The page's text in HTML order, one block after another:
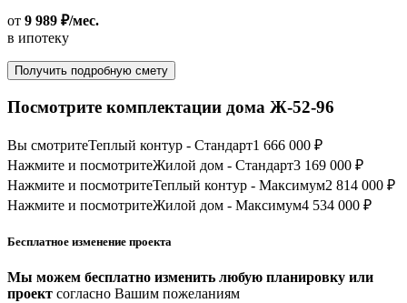
от 9 989 ₽/мес.
в ипотеку
Получить подробную смету
Посмотрите комплектации дома Ж-52-96
Вы смотритеТеплый контур - Стандарт1 666 000 ₽
Нажмите и посмотритеЖилой дом - Стандарт3 169 000 ₽
Нажмите и посмотритеТеплый контур - Максимум2 814 000 ₽
Нажмите и посмотритеЖилой дом - Максимум4 534 000 ₽
Бесплатное изменение проекта
Мы можем бесплатно изменить любую планировку или
проект согласно Вашим пожеланиям